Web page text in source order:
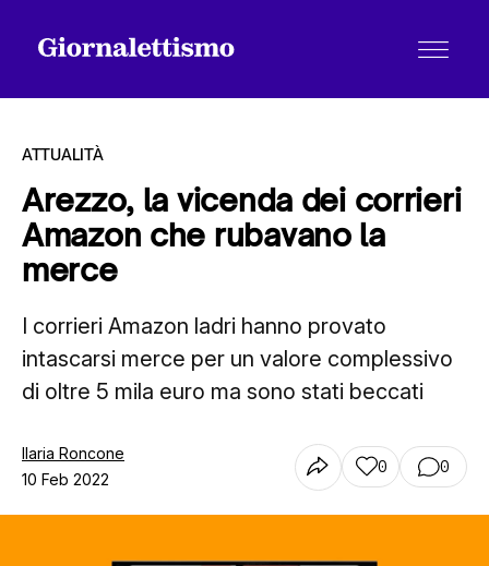
Tutti gli articoli
Chi siamo
ATTUALITÀ
Arezzo, la vicenda dei corrieri
Amazon che rubavano la
merce
I corrieri Amazon ladri hanno provato
intascarsi merce per un valore complessivo
di oltre 5 mila euro ma sono stati beccati
Ilaria Roncone
10 Feb 2022
0 0